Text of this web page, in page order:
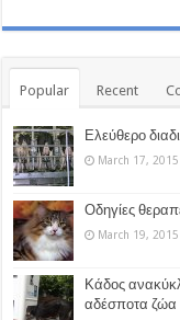
Popular Recent
Ελεύθερο
March 17, 2015
Οδηγίες
March 19, 2015
Κάδος
αδέσποτα ζώα